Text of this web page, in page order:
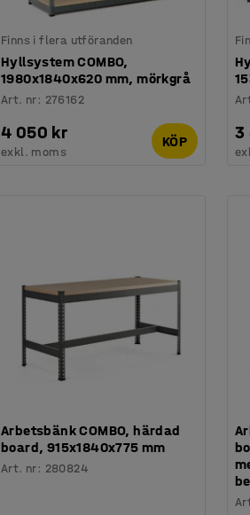
Finns i flera utföranden
Hyllsystem COMBO,
1980x1840x620 mm, mörkgrå
Art. nr: 276162
4 050 kr
exkl. moms
KÖP 3
Arbetsbänk COMBO, härdad
board, 915x1840x775 mm
Art. nr: 280824